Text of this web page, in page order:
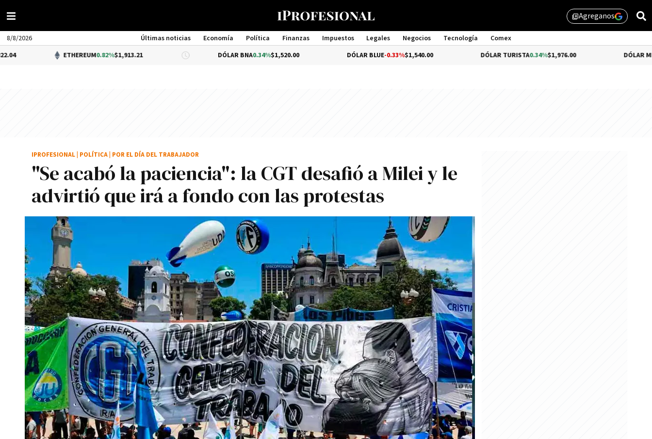
library_addAgreganos
8/8/2026 Últimas noticias Economía Política Finanzas Impuestos Legales Negocios Tecnología
Comex
Management
ETHEREUM 0.82%$1,913.21 DÓLAR BNA 0.34%$1,520.00 DÓLAR BLUE-0.33% $1,540.00 DÓLAR TURISTA0.34%$1,976.00 -0.54%
"Se acabó la paciencia": la CGT desafió a Milei y le
advirtió que irá a fondo con las protestas
IPROFESIONAL POLÍTICA POR EL DÍA DEL TRABAJADOR